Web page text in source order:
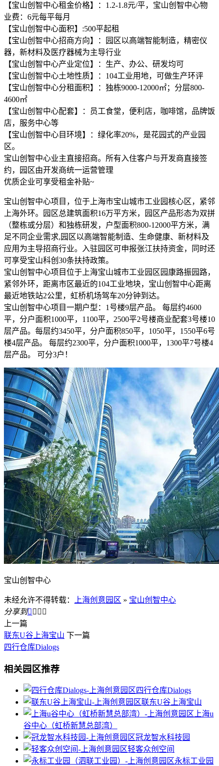
【宝山创智中心租金价格】：1.2-1.8元/平，宝山创智中心物
业费：6元每平每月
【宝山创智中心面积】:500平起租
【宝山创智中心招商方向】：园区以高端智能制造，精密仪
器，新材料及医疗器械为主导行业
【宝山创智中心产业定位】：生产、办公、研发均可
【宝山创智中心土地性质】：104工业用地，可做生产环评
【宝山创智中心分租面积】：独栋9000-12000㎡；分层800-
4600㎡
【宝山创智中心配套】：员工食堂，便利店，咖啡馆，品牌饭
店，服务中心等
【宝山创智中心目环境】：绿化率20%，是花园式的产业园
区。
宝山创智中心业主直接招商。所有入住客户与开发商直接签
约，园区由开发商统一运营管理
优质企业可享受租金补贴~
宝山创智中心项目，位于上海市宝山城市工业园核心区，紧邻
上海外环。园区总建筑面积16万平方米，园区产品形态为双拼
（整栋或分层）和独栋研发，户型面积800-12000平方米，满
足不同企业需求,园区以高端智能制造、生命健康、新材料及
应用为主导招商行业。入驻园区可申报张江扶持资金，同时还
可享受宝山科创30条扶持政策。
宝山创智中心项目位于上海宝山城市工业园区园康路振园路，
紧邻外环，距离市区最近的104工业地块，宝山创智中心距离
最近地铁站2公里，虹桥机场驾车20分钟到达。
宝山创智中心项目一期户型：1号楼9层产品。 每层约4600
平，分户面积1000平，1100平，2500平2号楼商业配套3号楼10
层产品。每层约3450平，分户面积850平，1050平，1550平6号
楼4层产品。 每层约2300平，分户面积1000平，1300平7号楼4
层产品。 可分3户！
宝山创智中心
未经允许不得转载： 上海创意园区 » 宝山创智中心
分享到   
上一篇
联东U谷上海宝山 下一篇
四行仓库Dialogs
相关园区推荐
四行仓库Dialogs
联东U谷上海宝山
上海u
谷中心（虹桥新慧总部湾）
冠龙智水科技园
轻客众创空间
永标工业园